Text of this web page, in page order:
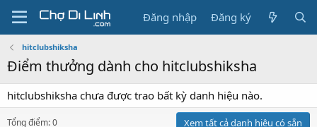
Đăng nhập Đăng ký
hitclubshiksha
Điểm thưởng dành cho hitclubshiksha
hitclubshiksha chưa được trao bất kỳ danh hiệu nào.
Tổng điểm: 0 Xem tất cả danh hiệu có sẵn